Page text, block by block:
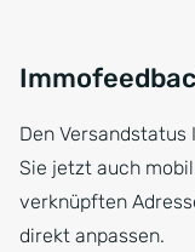
Den
Sie jetzt auch
verknüpften
direkt anpassen.